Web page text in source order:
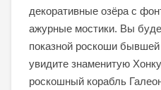
декоративные озёра с
ажурные мостики. Вы
показной роскоши
увидите знаменитую
роскошный корабль